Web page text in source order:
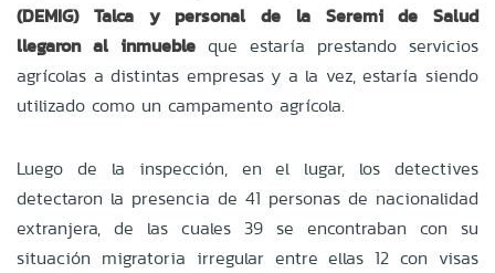
(DEMIG) Talca y personal de la Seremi de Salud
llegaron al inmueble que estaría prestando servicios
agrícolas a distintas empresas y a la vez, estaría siendo
utilizado como un campamento agrícola.
Luego de la inspección, en el lugar, los detectives
detectaron la presencia de 41 personas de nacionalidad
extranjera, de las cuales 39 se encontraban con su
situación migratoria irregular entre ellas 12 con visas